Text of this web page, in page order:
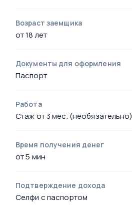
Возраст заемщика
от 18 лет
Документы для оформления
Паспорт
Работа
Стаж от 3 мес. (необязательно)
Время получения денег
от 5 мин
Подтверждение дохода
Селфи с паспортом